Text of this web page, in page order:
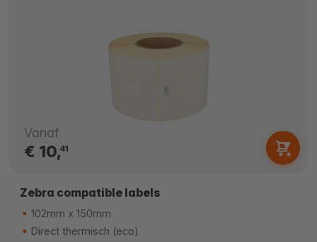
Vanaf
€ 10,41
Zebra compatible labels
102mm x 150mm
Direct thermisch (eco)